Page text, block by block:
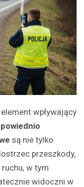
wpływający
są nie tylko
przeszkody,
w tym
widoczni w